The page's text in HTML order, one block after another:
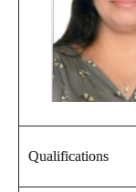
Qualifications